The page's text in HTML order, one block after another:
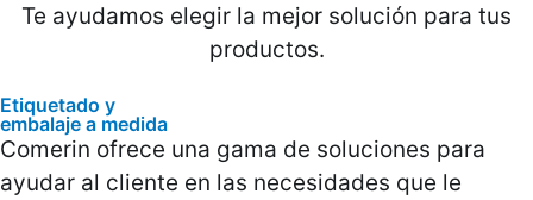
Te ayudamos elegir la mejor solución para tus
productos.
Etiquetado y
embalaje a medida
Comerin ofrece una gama de soluciones para
ayudar al cliente en las necesidades que le